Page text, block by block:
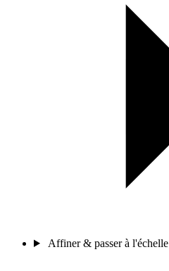
Affiner & passer à l'échelle